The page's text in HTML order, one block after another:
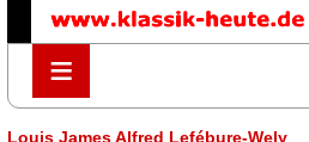
≡
≡
Louis James Alfred Lefébure-Wely